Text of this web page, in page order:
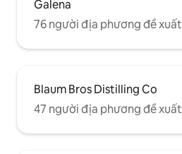
Galena
76 người địa phương đề xuất
Blaum Bros Distilling Co
47 người địa phương đề xuất